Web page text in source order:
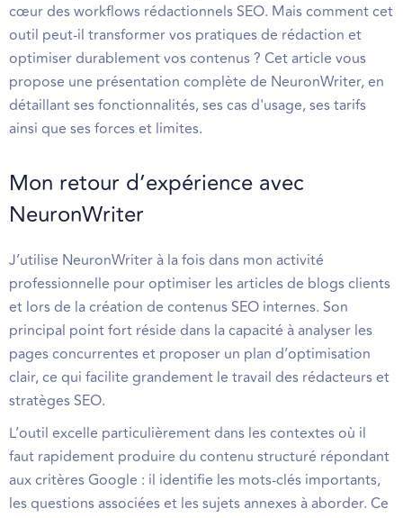
cœur des workflows rédactionnels SEO. Mais comment cet
outil peut-il transformer vos pratiques de rédaction et
optimiser durablement vos contenus ? Cet article vous
propose une présentation complète de NeuronWriter, en
détaillant ses fonctionnalités, ses cas d'usage, ses tarifs
ainsi que ses forces et limites.
Mon retour d’expérience avec
NeuronWriter
J’utilise NeuronWriter à la fois dans mon activité
professionnelle pour optimiser les articles de blogs clients
et lors de la création de contenus SEO internes. Son
principal point fort réside dans la capacité à analyser les
pages concurrentes et proposer un plan d’optimisation
clair, ce qui facilite grandement le travail des rédacteurs et
stratèges SEO.
L’outil excelle particulièrement dans les contextes où il
faut rapidement produire du contenu structuré répondant
aux critères Google : il identifie les mots-clés importants,
les questions associées et les sujets annexes à aborder. Ce